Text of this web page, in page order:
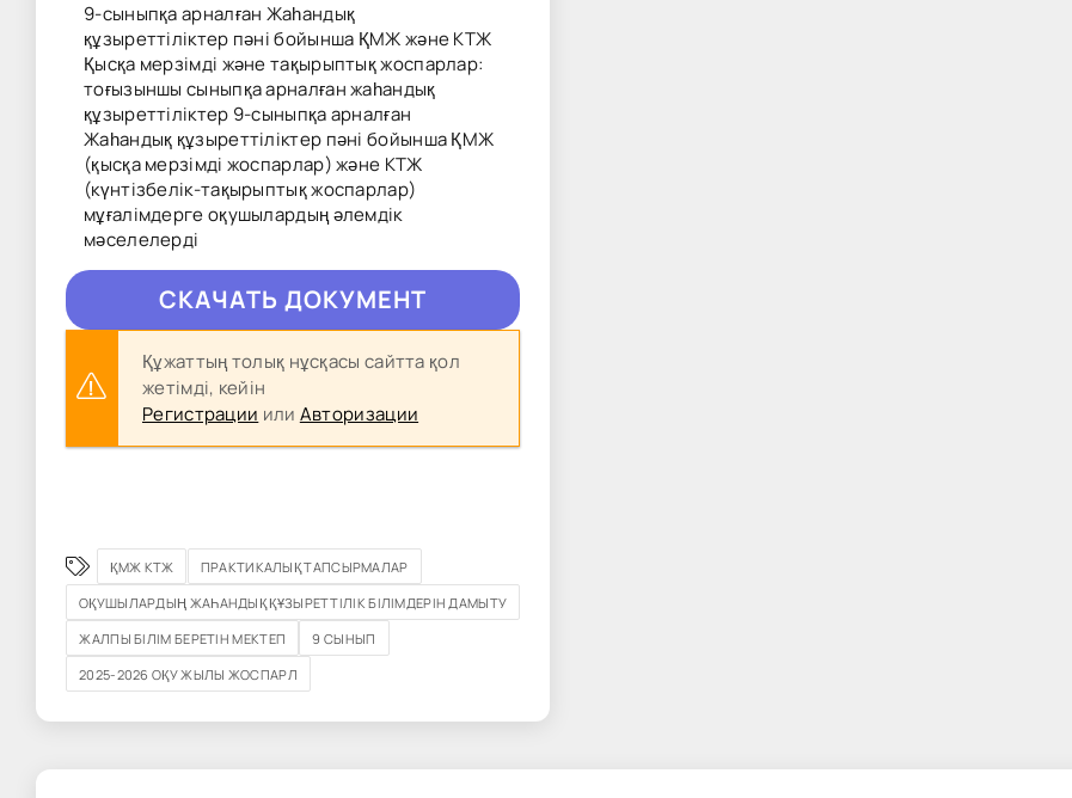
9-сыныпқа арналған Жаһандық
құзыреттіліктер пәні бойынша ҚМЖ және КТЖ
Қысқа мерзімді және тақырыптық жоспарлар:
тоғызыншы сыныпқа арналған жаһандық
құзыреттіліктер 9-сыныпқа арналған
Жаһандық құзыреттіліктер пәні бойынша ҚМЖ
(қысқа мерзімді жоспарлар) және КТЖ
(күнтізбелік-тақырыптық жоспарлар)
мұғалімдерге оқушылардың әлемдік
мәселелерді
CКAЧAТЬ ДОКУМЕНТ
Құжаттың толық нұсқасы сайтта қол
жетімді, кейін
Регистрации или Авторизации
ҚМЖ КТЖ
ПРАКТИКАЛЫҚ ТАПСЫРМАЛАР
ОҚУШЫЛАРДЫҢ ЖАҺАНДЫҚ ҚҰЗЫРЕТТІЛІК БІЛІМДЕРІН ДАМЫТУ
ЖАЛПЫ БІЛІМ БЕРЕТІН МЕКТЕП
9 СЫНЫП
2025-2026 ОҚУ ЖЫЛЫ ЖОСПАРЛ